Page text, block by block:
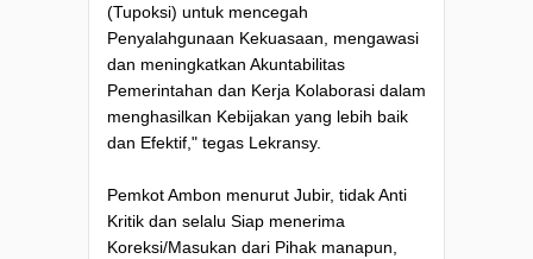
(Tupoksi) untuk mencegah
Penyalahgunaan Kekuasaan, mengawasi
dan meningkatkan Akuntabilitas
Pemerintahan dan Kerja Kolaborasi dalam
menghasilkan Kebijakan yang lebih baik
dan Efektif," tegas Lekransy.
Pemkot Ambon menurut Jubir, tidak Anti
Kritik dan selalu Siap menerima
Koreksi/Masukan dari Pihak manapun,